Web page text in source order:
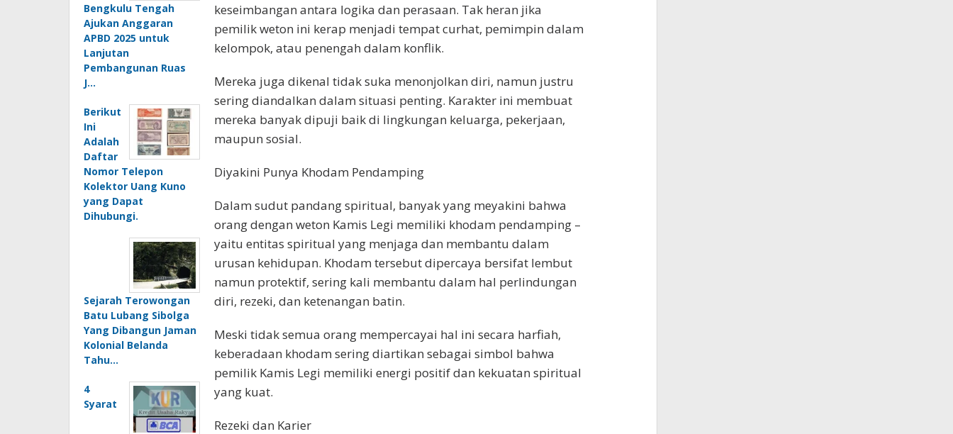
Bengkulu Tengah
Ajukan Anggaran
APBD 2025 untuk
Lanjutan
Pembangunan Ruas
J…
Berikut
Ini
Adalah
Daftar
Nomor Telepon
Kolektor Uang Kuno
yang Dapat
Dihubungi.
Sejarah Terowongan
Batu Lubang Sibolga
Yang Dibangun Jaman
Kolonial Belanda
Tahu…
4
Syarat
keseimbangan antara logika dan perasaan. Tak heran jika
pemilik weton ini kerap menjadi tempat curhat, pemimpin dalam
kelompok, atau penengah dalam konflik.
Mereka juga dikenal tidak suka menonjolkan diri, namun justru
sering diandalkan dalam situasi penting. Karakter ini membuat
mereka banyak dipuji baik di lingkungan keluarga, pekerjaan,
maupun sosial.
Diyakini Punya Khodam Pendamping
Dalam sudut pandang spiritual, banyak yang meyakini bahwa
orang dengan weton Kamis Legi memiliki khodam pendamping –
yaitu entitas spiritual yang menjaga dan membantu dalam
urusan kehidupan. Khodam tersebut dipercaya bersifat lembut
namun protektif, sering kali membantu dalam hal perlindungan
diri, rezeki, dan ketenangan batin.
Meski tidak semua orang mempercayai hal ini secara harfiah,
keberadaan khodam sering diartikan sebagai simbol bahwa
pemilik Kamis Legi memiliki energi positif dan kekuatan spiritual
yang kuat.
Rezeki dan Karier